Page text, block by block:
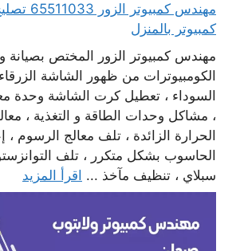
مهندس
كمبيوتر بالمنزل
مهندس كمبيوتر الزور المختص بصيانة
الكومبيوترات من ظهور الشاشة
السوداء ، تعطيل كرت الشاشة وحدة
، مشاكل وحدات الطاقة و التغذية ،
الحرارة الزائدة ، تلف معالج الرسوم ،
الحاسوب بشكل متكرر ، تلف
سبلاي ، تنظيف مآخذ ... اقرأ المزيد